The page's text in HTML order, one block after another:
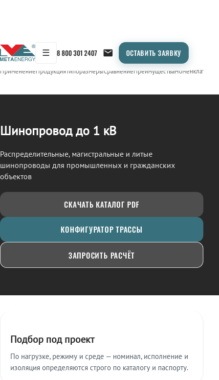
☰ 8 800 301 2407 ОСТАВИТЬ ЗАЯВКУ
← Продукция/ШИНОПРОВОД
ПрименениеПродукцияТипоразмерыСравнениеПреимуществаНоменклатура
Шинопровод до 1 кВ
Распределительные, магистральные и литые
шинопроводы для промышленных и гражданских
объектов
СКАЧАТЬ КАТАЛОГ PDF
КОНФИГУРАТОР ТРАССЫ
ЗАПРОСИТЬ РАСЧЁТ
Подбор под проект
По нагрузке, режиму и среде — номинал, исполнение и
изоляция определяются строго по каталогу и паспорту.